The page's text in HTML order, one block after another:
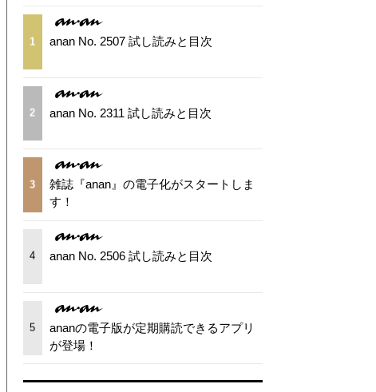
1 anan No. 2507 試し読みと目次
2 anan No. 2311 試し読みと目次
3
雑誌『anan』の電子化がスタートしま
す！
4 anan No. 2506 試し読みと目次
5
ananの電子版が定期購読できるアプリ
が登場！